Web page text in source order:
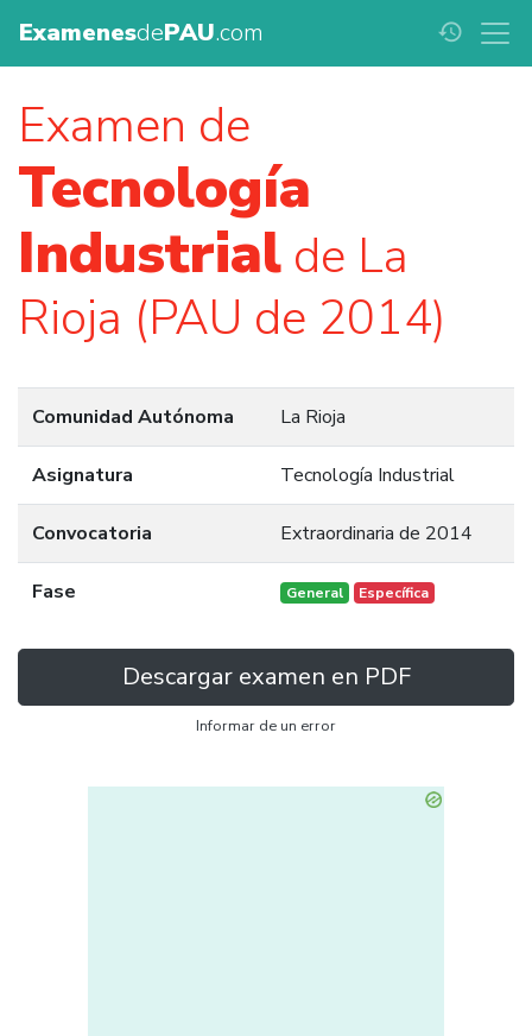
ExamenesdePAU.com history
Examen de
Tecnología
Industrial de La
Rioja (PAU de 2014)
Comunidad Autónoma La Rioja
Asignatura Tecnología Industrial
Convocatoria Extraordinaria de 2014
Fase General Específica
Descargar examen en PDF
Informar de un error